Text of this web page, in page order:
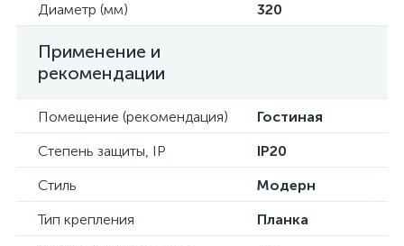
Диаметр (мм) 320
Применение и
рекомендации
Помещение (рекомендация)
Гостиная
Степень защиты, IP
IP20
Стиль
Модерн
Тип крепления
Планка